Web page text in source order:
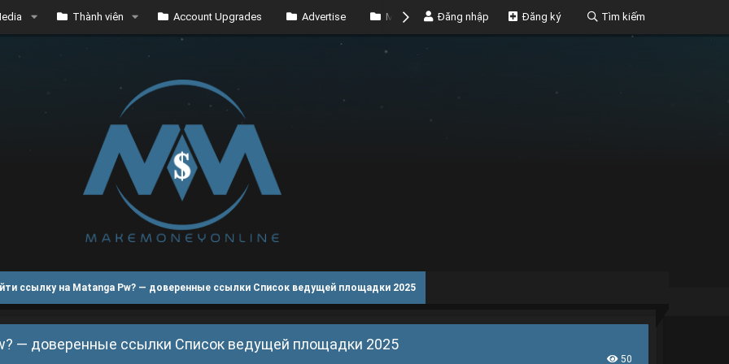
Thành viên Account Upgrades Advertise Marketplace Money
Đăng nhập Đăng ký Tìm kiếm
ссылку на Matanga Pw? — доверенные ссылки Список ведущей площадки 2025
— доверенные ссылки Список ведущей площадки 2025
50